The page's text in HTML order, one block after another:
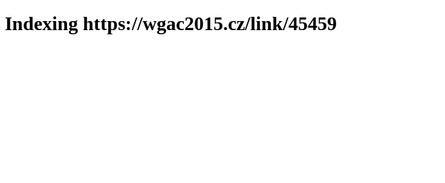
Indexing https://wgac2015.cz/link/45459